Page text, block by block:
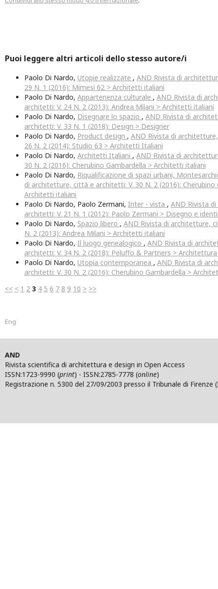
Puoi leggere altri articoli dello stesso autore/i
Paolo Di Nardo, Utopie realizzate , AND Rivista di
29 N. 1 (2016): Mimesi 62 > Architetti italiani
Paolo Di Nardo, Appartenenza culturale , AND Rivista di
architetti: V. 24 N. 2 (2013): Andrea Milani > Architetti italiani
Paolo Di Nardo, Disegnare lo spazio , AND Rivista di
architetti: V. 33 N. 1 (2018): Design > Designer
Paolo Di Nardo, Product design , AND Rivista di
26 N. 2 (2014): Studio 63 > Architetti Italiani
Paolo Di Nardo, Architetti Italiani , AND Rivista di
30 N. 2 (2016): Cherubino Gambardella > Architetti italiani
Paolo Di Nardo, Riqualificazione di spazi urbani,
di architetture, città e architetti: V. 30 N. 2 (2016): Cherubino
Architetti italiani
Paolo Di Nardo, Paolo Zermani, Inter - vista , AND Rivista
architetti: V. 21 N. 1 (2012): Paolo Zermani > Disegno e
Paolo Di Nardo, Spazio libero , AND Rivista di architetture,
N. 2 (2013): Andrea Milani > Architetti italiani
Paolo Di Nardo, Il luogo genealogico , AND Rivista di
architetti: V. 34 N. 2 (2018): Peluffo & Partners >
Paolo Di Nardo, Utopia contemporanea , AND Rivista di
architetti: V. 30 N. 2 (2016): Cherubino Gambardella >
<< < 1 2 3 4 5 6 7 8 9 10 > >>
English
AND
Rivista scientifica di architettura e design in Open Access
ISSN:1723-9990 (print) - ISSN:2785-7778 (online)
Registrazione n. 5300 del 27/09/2003 presso il Tribunale di Firenze